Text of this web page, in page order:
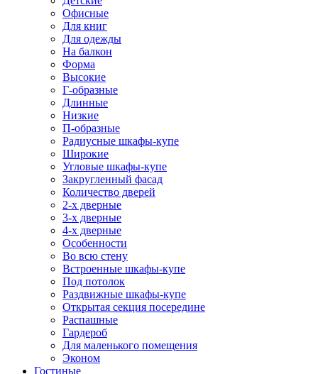
Офисные
Для книг
Для одежды
На балкон
Форма
Высокие
Г-образные
Длинные
Низкие
П-образные
Радиусные шкафы-купе
Широкие
Угловые шкафы-купе
Закругленный фасад
Количество дверей
2-х дверные
3-х дверные
4-х дверные
Особенности
Во всю стену
Встроенные шкафы-купе
Под потолок
Раздвижные шкафы-купе
Открытая секция посередине
Распашные
Гардероб
Для маленького помещения
Эконом
Гостиные